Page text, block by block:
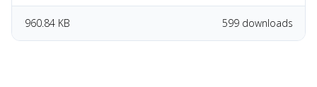
599 downloads
960.84 KB